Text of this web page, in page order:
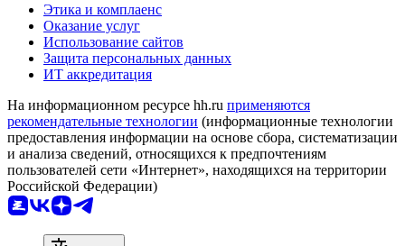
Этика и комплаенс
Оказание услуг
Использование сайтов
Защита персональных данных
ИТ аккредитация
На информационном ресурсе hh.ru применяются
рекомендательные технологии (информационные технологии
предоставления информации на основе сбора, систематизации
и анализа сведений, относящихся к предпочтениям
пользователей сети «Интернет», находящихся на территории
Российской Федерации)